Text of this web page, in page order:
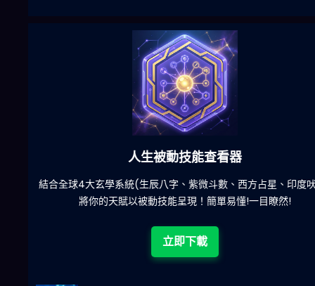
六合彩發達神器
減少超過500萬個低概率中獎組合，提高中獎率
立即下載